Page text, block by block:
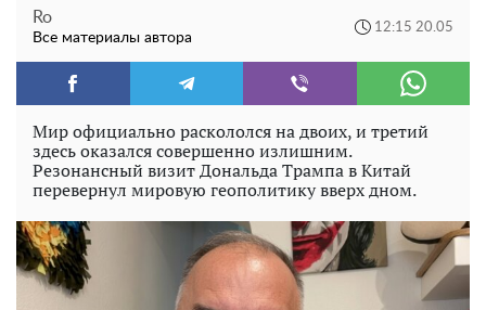
Ro
Все материалы автора
12:15 20.05
Мир официально раскололся на двоих, и третий
здесь оказался совершенно излишним.
Резонансный визит Дональда Трампа в Китай
перевернул мировую геополитику вверх дном.